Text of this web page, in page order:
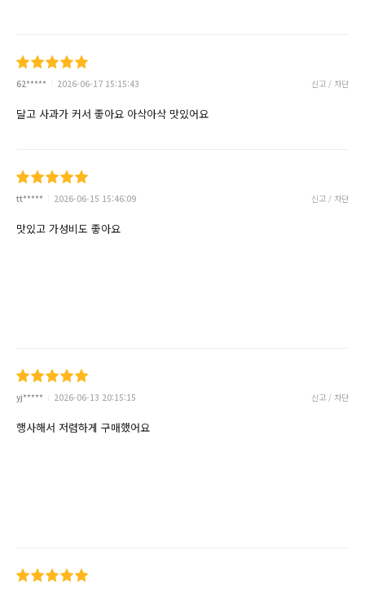
62***** 2026-06-17 15:15:43 신고 / 차단
달고 사과가 커서 좋아요 아삭아삭 맛있어요
tt***** 2026-06-15 15:46:09 신고 / 차단
맛있고 가성비도 좋아요
yj***** 2026-06-13 20:15:15 신고 / 차단
행사해서 저렴하게 구매했어요